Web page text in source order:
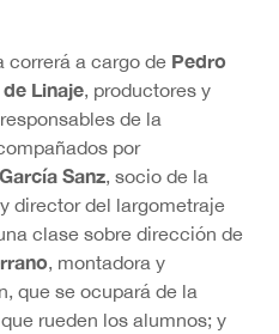
correrá a cargo de Pedro
Linaje, productores y
de la
por
Sanz, socio de la
director del largometraje
clase sobre dirección de
, montadora y
que se ocupará de la
rueden los alumnos; y